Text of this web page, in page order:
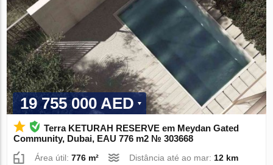
19 755 000 AED
Terra KETURAH RESERVE em Meydan Gated
Community, Dubai, EAU 776 m2 № 303668
Área útil:776 m² Distância até ao mar:12 km